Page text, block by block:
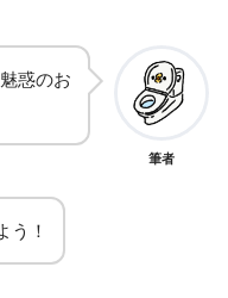
惑のお
筆者
う！